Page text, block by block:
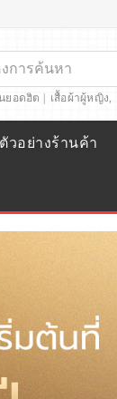
ยอดฮิต | เสื้อผ้าผู้หญิง,
ตัวอย่างร้านค้า